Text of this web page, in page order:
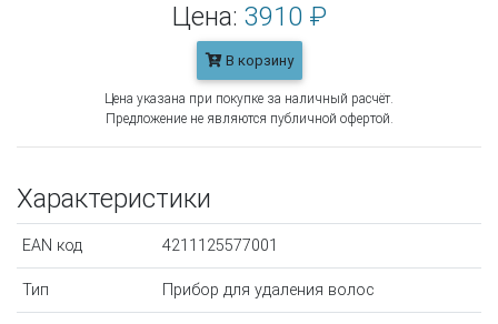
Цена: 3910 ₽
В корзину
Цена указана при покупке за наличный расчёт.
Предложение не являются публичной офертой.
Характеристики
EAN код 4211125577001
Тип Прибор для удаления волос